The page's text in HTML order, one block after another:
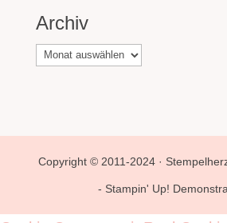
Archiv
Archiv
Copyright © 2011-2024 ·
- Stampin' Up!